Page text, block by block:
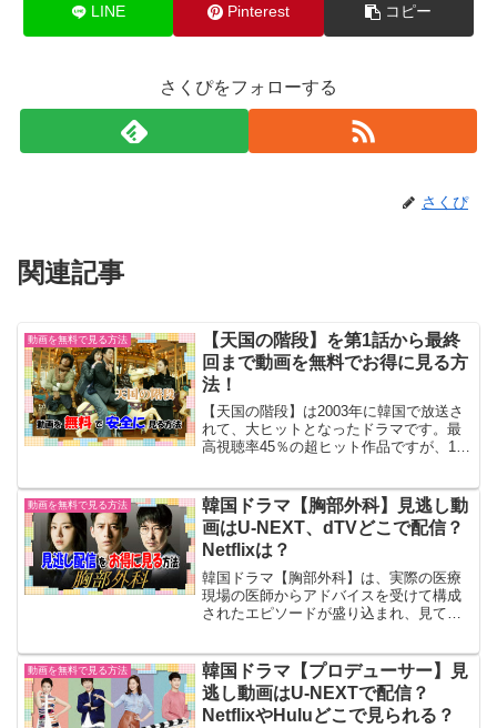
LINE Pinterest コピー
さくぴをフォローする
さくぴ
関連記事
動画を無料で見る方法
【天国の階段】を第1話から最終
回まで動画を無料でお得に見る方
法！
【天国の階段】は2003年に韓国で放送さ
れて、大ヒットとなったドラマです。最
高視聴率45％の超ヒット作品ですが、15
で、【天国の階段】を無料でお得に見ら
れる方法を調べまし...
動画を無料で見る方法
韓国ドラマ【胸部外科】見逃し動
画はU-NEXT、dTVどこで配信？
Netflixは？
韓国ドラマ【胸部外科】は、実際の医療
現場の医師からアドバイスを受けて構成
されたエピソードが盛り込まれ、見てい
を見逃した方、もう一度見たい方に動画
をお得に安全に見る方法を...
動画を無料で見る方法
韓国ドラマ【プロデューサー】見
逃し動画はU-NEXTで配信？
NetflixやHuluどこで見られる？